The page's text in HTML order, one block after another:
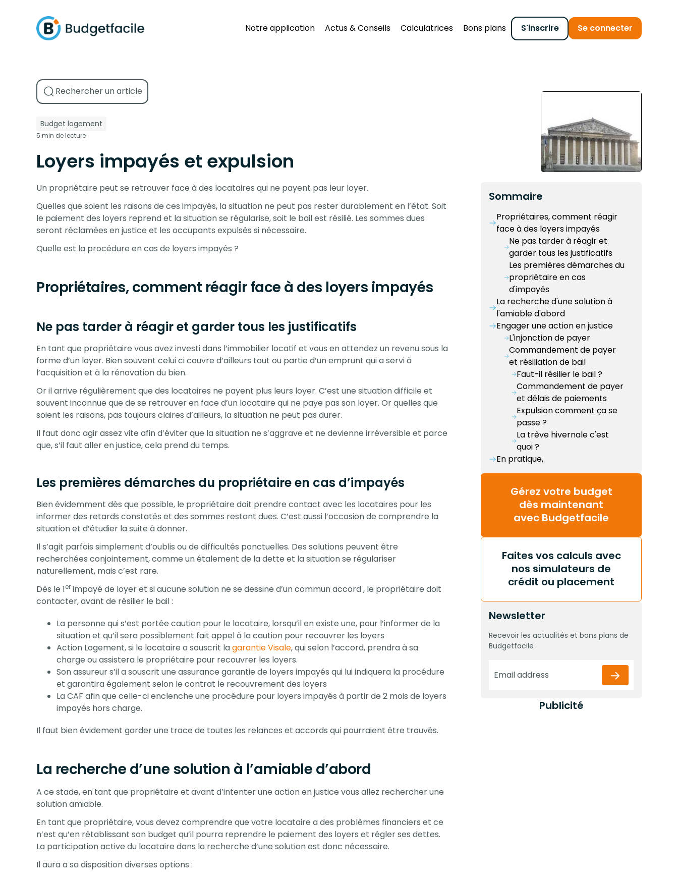
Notre application Actus & Conseils Calculatrices Bons plans S'inscrire Se connecter
Budget logement
5 min de lecture
Loyers impayés et expulsion
Un propriétaire peut se retrouver face à des locataires qui ne payent pas leur loyer.
Quelles que soient les raisons de ces impayés, la situation ne peut pas rester durablement en l’état. Soit
le paiement des loyers reprend et la situation se régularise, soit le bail est résilié. Les sommes dues
seront réclamées en justice et les occupants expulsés si nécessaire.
Quelle est la procédure en cas de loyers impayés ?
Propriétaires, comment réagir face à des loyers impayés
Ne pas tarder à réagir et garder tous les justificatifs
En tant que propriétaire vous avez investi dans l’immobilier locatif et vous en attendez un revenu sous la
forme d’un loyer. Bien souvent celui ci couvre d’ailleurs tout ou partie d’un emprunt qui a servi à
l’acquisition et à la rénovation du bien.
Or il arrive régulièrement que des locataires ne payent plus leurs loyer. C’est une situation difficile et
souvent inconnue que de se retrouver en face d’un locataire qui ne paye pas son loyer. Or quelles que
soient les raisons, pas toujours claires d’ailleurs, la situation ne peut pas durer.
Il faut donc agir assez vite afin d’éviter que la situation ne s’aggrave et ne devienne irréversible et parce
que, s’il faut aller en justice, cela prend du temps.
Les premières démarches du propriétaire en cas d’impayés
Bien évidemment dès que possible, le propriétaire doit prendre contact avec les locataires pour les
informer des retards constatés et des sommes restant dues. C’est aussi l’occasion de comprendre la
situation et d’étudier la suite à donner.
Il s’agit parfois simplement d’oublis ou de difficultés ponctuelles. Des solutions peuvent être
recherchées conjointement, comme un étalement de la dette et la situation se régulariser
naturellement, mais c’est rare.
Dès le 1er impayé de loyer et si aucune solution ne se dessine d’un commun accord , le propriétaire doit
contacter, avant de résilier le bail :
La personne qui s’est portée caution pour le locataire, lorsqu’il en existe une, pour l’informer de la
situation et qu’il sera possiblement fait appel à la caution pour recouvrer les loyers
Action Logement, si le locataire a souscrit lagarantie Visale, qui selon l’accord, prendra à sa
charge ou assistera le propriétaire pour recouvrer les loyers.
Son assureur s’il a souscrit une assurance garantie de loyers impayés qui lui indiquera la procédure
et garantira également selon le contrat le recouvrement des loyers
La CAF afin que celle-ci enclenche une procédure pour loyers impayés à partir de 2 mois de loyers
impayés hors charge.
Il faut bien évidement garder une trace de toutes les relances et accords qui pourraient être trouvés.
La recherche d’une solution à l’amiable d’abord
A ce stade, en tant que propriétaire et avant d’intenter une action en justice vous allez rechercher une
solution amiable.
En tant que propriétaire, vous devez comprendre que votre locataire a des problèmes financiers et ce
n’est qu’en rétablissant son budget qu’il pourra reprendre le paiement des loyers et régler ses dettes.
La participation active du locataire dans la recherche d’une solution est donc nécessaire.
Il aura a sa disposition diverses options :
Sommaire
Propriétaires, comment réagir
face à des loyers impayés
Ne pas tarder à réagir et
garder tous les justificatifs
Les premières démarches du
propriétaire en cas
d'impayés
La recherche d'une solution à
l'amiable d'abord
Engager une action en justice
L'injonction de payer
Commandement de payer
et résiliation de bail
Faut-il résilier le bail ?
Commandement de payer
et délais de paiements
Expulsion comment ça se
passe ?
La trêve hivernale c'est
quoi ?
En pratique,
Gérez votre budget
dès maintenant
avec Budgetfacile
Faites vos calculs avec
nos simulateurs de
crédit ou placement
Newsletter
Recevoir les actualités et bons plans de
Budgetfacile
Publicité